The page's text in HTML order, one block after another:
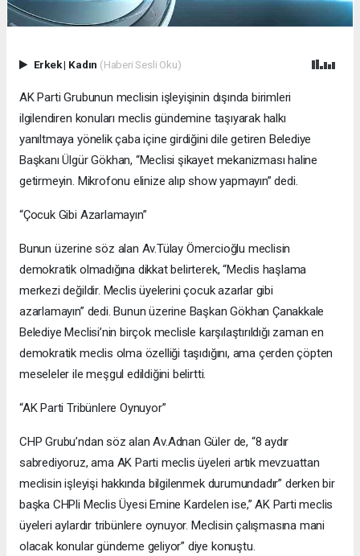
Erkek| Kadın (Haberi Sesli Oku)
AK Parti Grubunun meclisin işleyişinin dışında birimleri
ilgilendiren konuları meclis gündemine taşıyarak halkı
yanıltmaya yönelik çaba içine girdiğini dile getiren Belediye
Başkanı Ülgür Gökhan, “Meclisi şikayet mekanizması haline
getirmeyin. Mikrofonu elinize alıp show yapmayın” dedi.
“Çocuk Gibi Azarlamayın”
Bunun üzerine söz alan Av.Tülay Ömercioğlu meclisin
demokratik olmadığına dikkat belirterek, “Meclis haşlama
merkezi değildir. Meclis üyelerini çocuk azarlar gibi
azarlamayın” dedi. Bunun üzerine Başkan Gökhan Çanakkale
Belediye Meclisi’nin birçok meclisle karşılaştırıldığı zaman en
demokratik meclis olma özelliği taşıdığını, ama çerden çöpten
meseleler ile meşgul edildiğini belirtti.
“AK Parti Tribünlere Oynuyor”
CHP Grubu’ndan söz alan Av.Adnan Güler de, “8 aydır
sabrediyoruz, ama AK Parti meclis üyeleri artık mevzuattan
meclisin işleyişi hakkında bilgilenmek durumundadır” derken bir
başka CHPli Meclis Üyesi Emine Kardelen ise,” AK Parti meclis
üyeleri aylardır tribünlere oynuyor. Meclisin çalışmasına mani
olacak konular gündeme geliyor” diye konuştu.